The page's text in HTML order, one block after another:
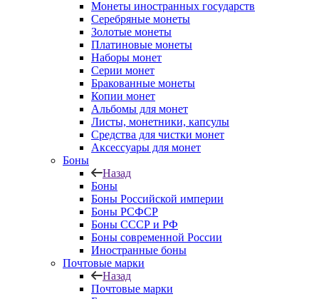
Монеты иностранных государств
Серебряные монеты
Золотые монеты
Платиновые монеты
Наборы монет
Серии монет
Бракованные монеты
Копии монет
Альбомы для монет
Листы, монетники, капсулы
Средства для чистки монет
Аксессуары для монет
Боны
Назад
Боны
Боны Российской империи
Боны РСФСР
Боны СССР и РФ
Боны современной России
Иностранные боны
Почтовые марки
Назад
Почтовые марки